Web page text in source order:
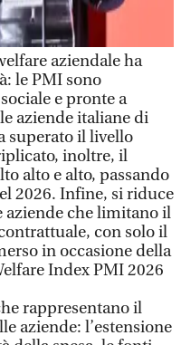
aziendale ha
le PMI sono
e pronte a
aziende italiane di
superato il livello
inoltre, il
alto e alto, passando
2026. Infine, si riduce
aziende che limitano il
con solo il
in occasione della
Index PMI 2026
rappresentano il
aziende: l’estensione